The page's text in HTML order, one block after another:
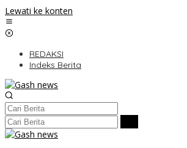
Lewati ke konten
REDAKSI
Indeks Berita